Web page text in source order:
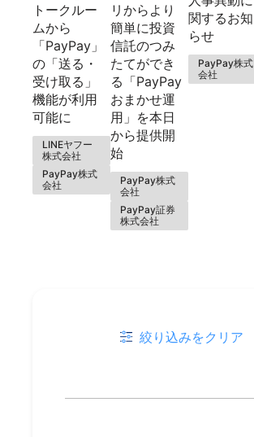
トークルー
ムから
「PayPay」
の「送る・
受け取る」
機能が利用
可能に
LINEヤフー
株式会社
PayPay株式
会社
リからより
簡単に投資
信託のつみ
たてができ
る「PayPay
おまかせ運
用」を本日
から提供開
始
PayPay株式
会社
PayPay証券
株式会社
関するお知
らせ
PayPay株式
会社
絞り込みをクリア